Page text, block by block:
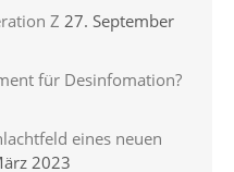
Z 27. September
für Desinfomation?
eines neuen
2023